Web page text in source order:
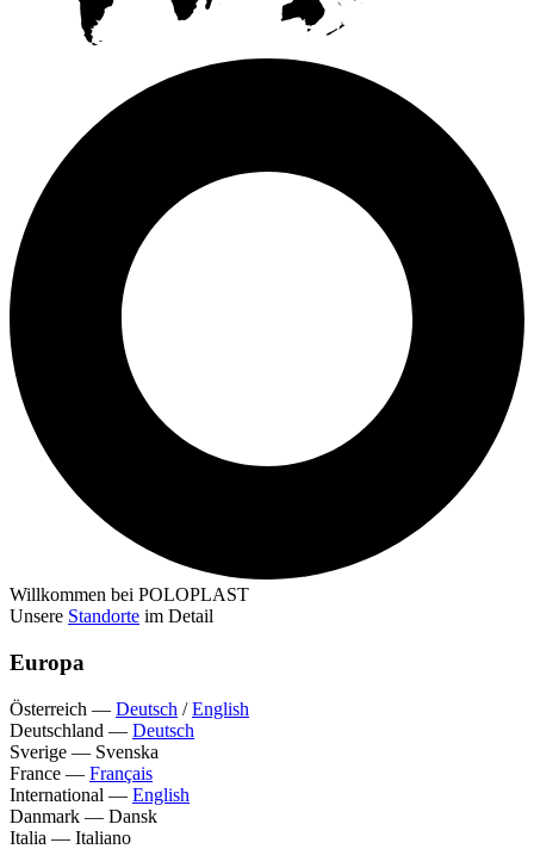
Willkommen bei POLOPLAST
Unsere Standorte im Detail
Europa
Österreich — Deutsch /English
Deutschland — Deutsch
Sverige — Svenska
France — Français
International — English
Danmark — Dansk
Italia — Italiano